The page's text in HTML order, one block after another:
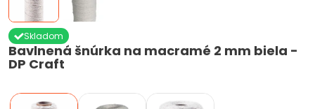
Bavlnená šnúrka na macramé 2 mm biela -
DP Craft
Skladom